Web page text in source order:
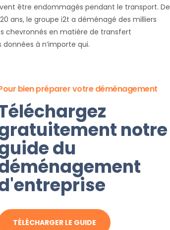
être endommagés pendant le transport. De
ans, le groupe i2t a déménagé des milliers
chevronnés en matière de transfert
à n’importe qui.
bien préparer votre déménagement
notre
du
TÉLÉCHARGER LE GUIDE